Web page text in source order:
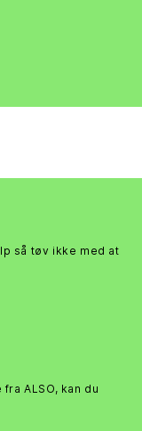
så tøv ikke med at
ALSO, kan du